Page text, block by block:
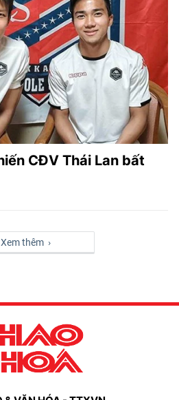
CĐV Thái Lan bất
Xem thêm ›